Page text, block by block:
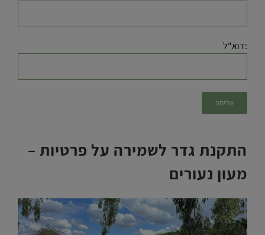
:דוא"ל
התקנת גדר לשמירה על פרטיות –
מעון נעורים